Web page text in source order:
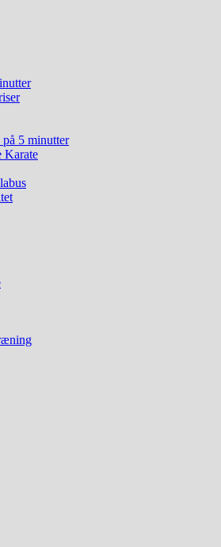
på 5 minutter
Karate